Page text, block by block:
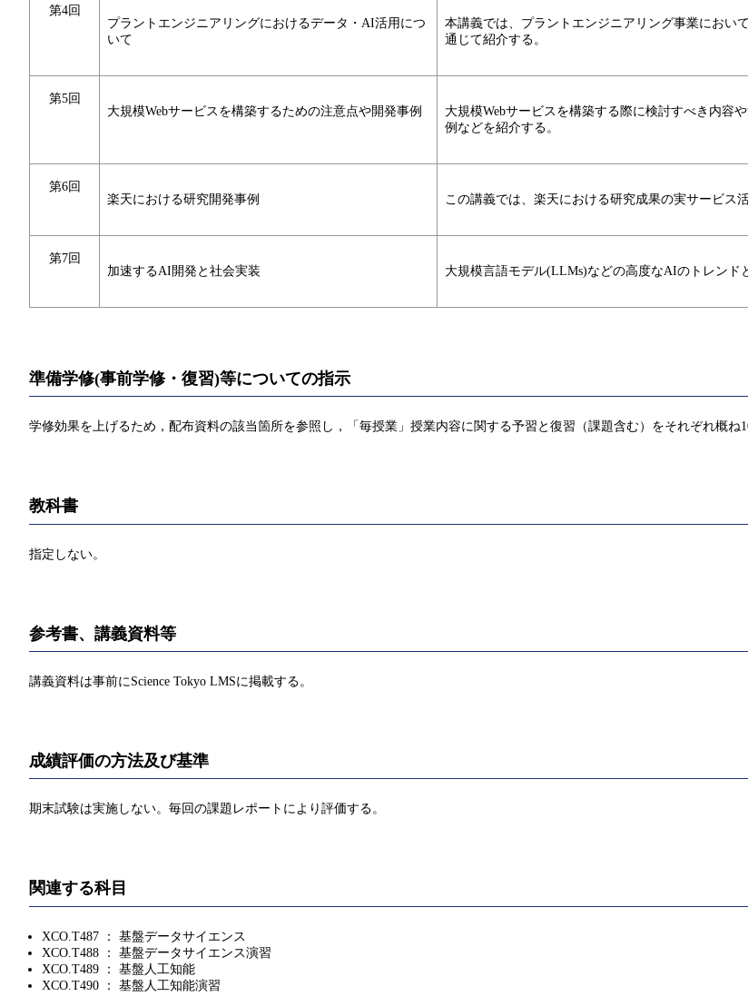
第4回
プラントエンジニアリングにおけるデータ・AI活用につ
いて
本講義では、プラントエンジニアリング事業におい
通じて紹介する。
第5回
大規模Webサービスを構築するための注意点や開発事例
大規模Webサービスを構築する際に検討すべき内容
例などを紹介する。
第6回
楽天における研究開発事例
この講義では、楽天における研究成果の実サービス
第7回
加速するAI開発と社会実装
大規模言語モデル(LLMs)などの高度なAIのトレンド
準備学修(事前学修・復習)等についての指示
学修効果を上げるため，配布資料の該当箇所を参照し，「毎授業」授業内容に関する予習と復習（課題含む）をそれぞれ概ね
教科書
指定しない。
参考書、講義資料等
講義資料は事前にScience Tokyo LMSに掲載する。
成績評価の方法及び基準
期末試験は実施しない。毎回の課題レポートにより評価する。
関連する科目
XCO.T487 ： 基盤データサイエンス
XCO.T488 ： 基盤データサイエンス演習
XCO.T489 ： 基盤人工知能
XCO.T490 ： 基盤人工知能演習